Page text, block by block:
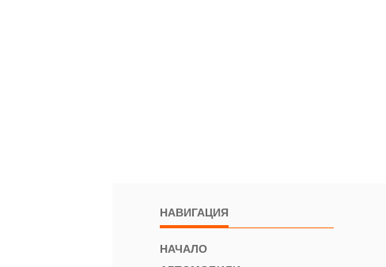
НАВИГАЦИЯ
НАЧАЛО